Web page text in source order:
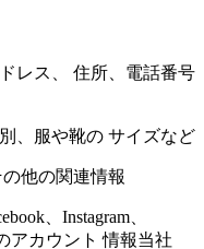
レス、 住所、電話番号
、服や靴の サイズなど
他の関連情報
、Instagram、
アカウント 情報当社